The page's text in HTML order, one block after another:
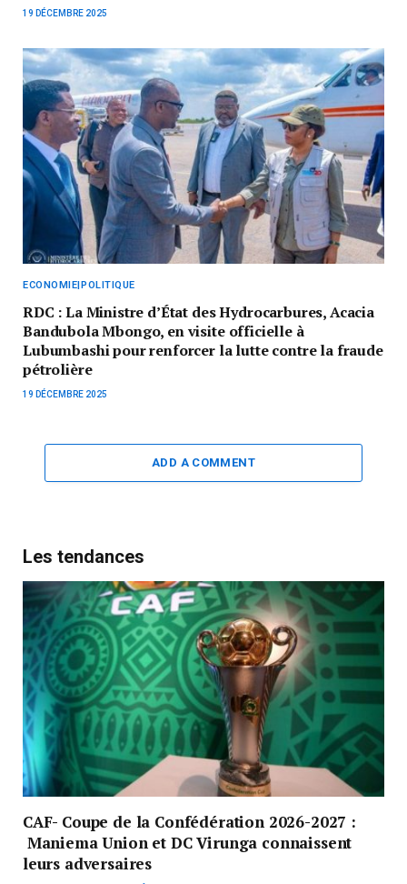
19 DÉCEMBRE 2025
ECONOMIE|POLITIQUE
RDC : La Ministre d’État des Hydrocarbures, Acacia
Bandubola Mbongo, en visite officielle à
Lubumbashi pour renforcer la lutte contre la fraude
pétrolière
19 DÉCEMBRE 2025
ADD A COMMENT
Les tendances
CAF- Coupe de la Confédération 2026-2027 :
Maniema Union et DC Virunga connaissent
leurs adversaires